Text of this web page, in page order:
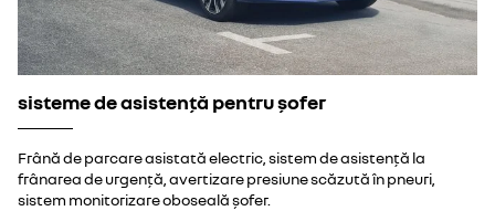
sisteme de asistență pentru șofer
Frână de parcare asistată electric, sistem de asistență la
frânarea de urgență, avertizare presiune scăzută în pneuri,
sistem monitorizare oboseală șofer.